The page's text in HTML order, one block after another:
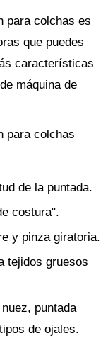
para colchas es
que puedes
características
máquina de
para colchas
de la puntada.
costura".
y pinza giratoria.
tejidos gruesos
puntada
de ojales.